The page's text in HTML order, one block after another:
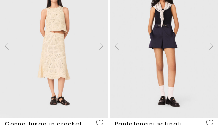
4,6 out of 5 Customer Rating 5